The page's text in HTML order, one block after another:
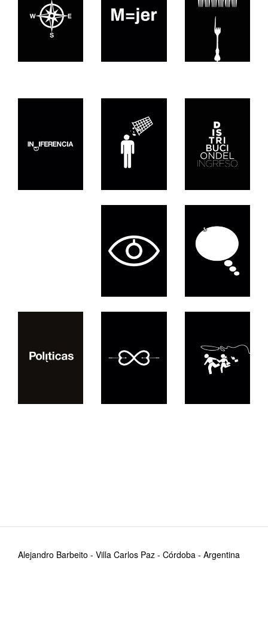
Alejandro Barbeito - Villa Carlos Paz - Córdoba - Argentina